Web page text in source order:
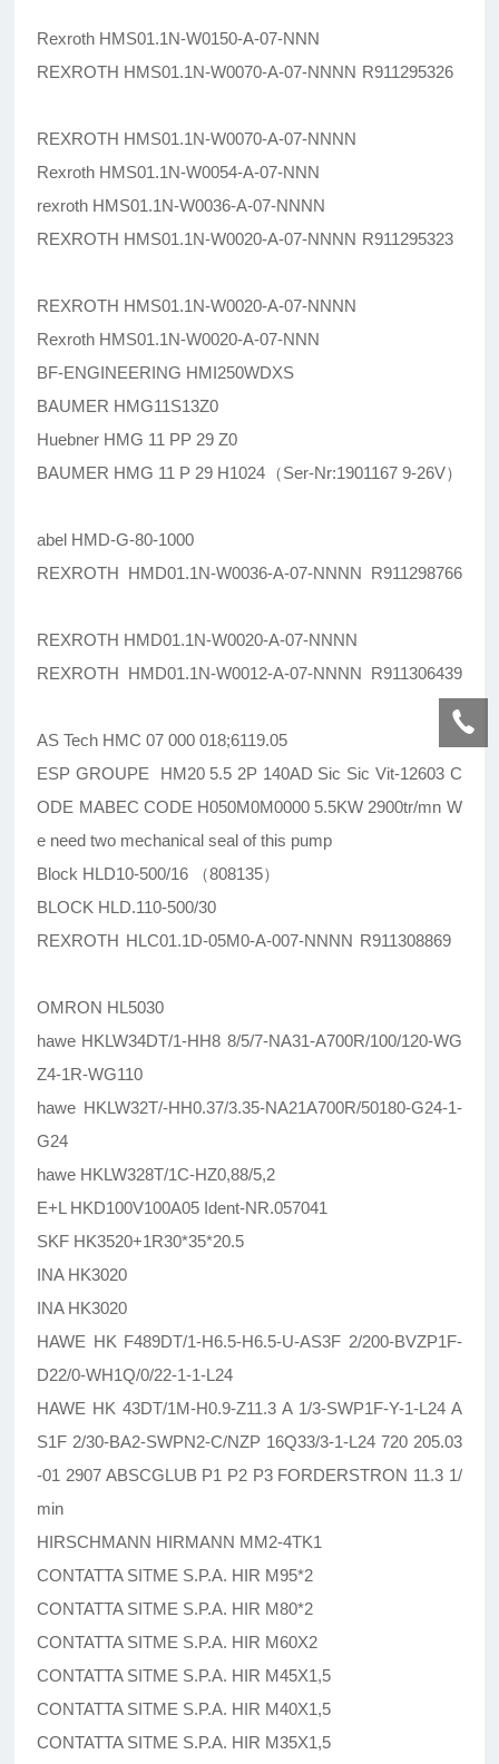
Rexroth HMS01.1N-W0150-A-07-NNN
REXROTH HMS01.1N-W0070-A-07-NNNN R911295326
REXROTH HMS01.1N-W0070-A-07-NNNN
Rexroth HMS01.1N-W0054-A-07-NNN
rexroth HMS01.1N-W0036-A-07-NNNN
REXROTH HMS01.1N-W0020-A-07-NNNN R911295323
REXROTH HMS01.1N-W0020-A-07-NNNN
Rexroth HMS01.1N-W0020-A-07-NNN
BF-ENGINEERING HMI250WDXS
BAUMER HMG11S13Z0
Huebner HMG 11 PP 29 Z0
BAUMER HMG 11 P 29 H1024（Ser-Nr:1901167 9-26V）
abel HMD-G-80-1000
REXROTH HMD01.1N-W0036-A-07-NNNN R911298766
REXROTH HMD01.1N-W0020-A-07-NNNN
REXROTH HMD01.1N-W0012-A-07-NNNN R911306439
AS Tech HMC 07 000 018;6119.05
ESP GROUPE HM20 5.5 2P 140AD Sic Sic Vit-12603 C
ODE MABEC CODE H050M0M0000 5.5KW 2900tr/mn W
e need two mechanical seal of this pump
Block HLD10-500/16 （808135）
BLOCK HLD.110-500/30
REXROTH HLC01.1D-05M0-A-007-NNNN R911308869
OMRON HL5030
hawe HKLW34DT/1-HH8 8/5/7-NA31-A700R/100/120-WG
Z4-1R-WG110
hawe HKLW32T/-HH0.37/3.35-NA21A700R/50180-G24-1-
G24
hawe HKLW328T/1C-HZ0,88/5,2
E+L HKD100V100A05 Ident-NR.057041
SKF HK3520+1R30*35*20.5
INA HK3020
INA HK3020
HAWE HK F489DT/1-H6.5-H6.5-U-AS3F 2/200-BVZP1F-
D22/0-WH1Q/0/22-1-1-L24
HAWE HK 43DT/1M-H0.9-Z11.3 A 1/3-SWP1F-Y-1-L24 A
S1F 2/30-BA2-SWPN2-C/NZP 16Q33/3-1-L24 720 205.03
-01 2907 ABSCGLUB P1 P2 P3 FORDERSTRON 11.3 1/
min
HIRSCHMANN HIRMANN MM2-4TK1
CONTATTA SITME S.P.A. HIR M95*2
CONTATTA SITME S.P.A. HIR M80*2
CONTATTA SITME S.P.A. HIR M60X2
CONTATTA SITME S.P.A. HIR M45X1,5
CONTATTA SITME S.P.A. HIR M40X1,5
CONTATTA SITME S.P.A. HIR M35X1,5